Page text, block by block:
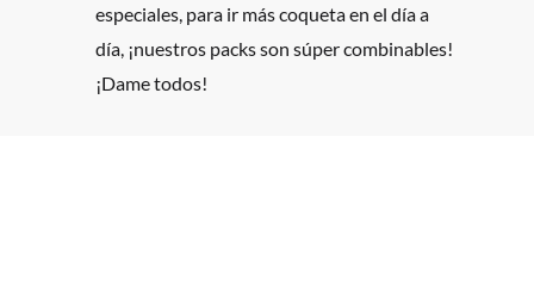
especiales, para ir más coqueta en el día a
día, ¡nuestros packs son súper combinables!
¡Dame todos!